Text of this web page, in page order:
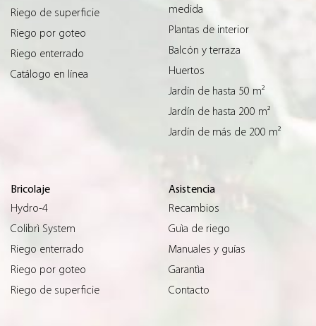
Riego de superficie
Riego por goteo
Riego enterrado
Catálogo en línea
medida
Plantas de interior
Balcón y terraza
Huertos
Jardín de hasta 50 m²
Jardín de hasta 200 m²
Jardín de más de 200 m²
Bricolaje
Hydro-4
Colibrì System
Riego enterrado
Riego por goteo
Riego de superficie
Asistencia
Recambios
Guìa de riego
Manuales y guías
Garantìa
Contacto